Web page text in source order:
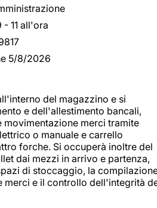
- 11 all'ora
5/8/2026
del magazzino e si
e dell'allestimento bancali,
merci tramite
o manuale e carrello
forche. Si occuperà inoltre del
dai mezzi in arrivo e partenza,
di stoccaggio, la
merci e il controllo dell'integrità